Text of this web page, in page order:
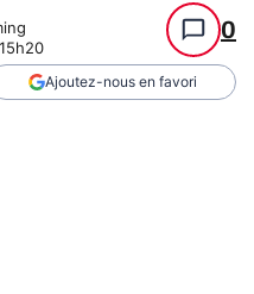
0
Ajoutez-nous en favori